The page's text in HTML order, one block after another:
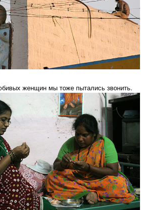
женщин мы тоже пытались звонить.